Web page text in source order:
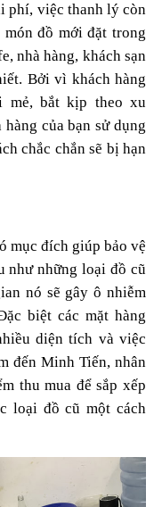
phí, việc thanh lý còn
món đồ mới đặt trong
nhà hàng, khách sạn
Bởi vì khách hàng
mẻ, bắt kịp theo xu
của bạn sử dụng
chắc chắn sẽ bị hạn
mục đích giúp bảo vệ
như những loại đồ cũ
nó sẽ gây ô nhiễm
biệt các mặt hàng
diện tích và việc
đến Minh Tiến, nhân
thu mua để sắp xếp
loại đồ cũ một cách